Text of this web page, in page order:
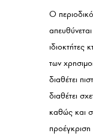
Ο
ιδιοκτήτες
των
διαθέτει
διαθέτει
καθώς και
προέγκριση